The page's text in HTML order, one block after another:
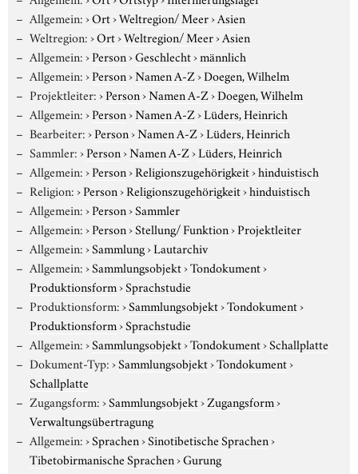
Allgemein:›Ort›Weltregion/ Meer›Asien
Weltregion:›Ort›Weltregion/ Meer›Asien
Allgemein:›Person›Geschlecht›männlich
Allgemein:›Person›Namen A-Z›Doegen, Wilhelm
Projektleiter:›Person›Namen A-Z›Doegen, Wilhelm
Allgemein:›Person›Namen A-Z›Lüders, Heinrich
Bearbeiter:›Person›Namen A-Z›Lüders, Heinrich
Sammler:›Person›Namen A-Z›Lüders, Heinrich
Allgemein:›Person›Religionszugehörigkeit›hinduistisch
Religion:›Person›Religionszugehörigkeit›hinduistisch
Allgemein:›Person›Sammler
Allgemein:›Person›Stellung/ Funktion›Projektleiter
Allgemein:›Sammlung›Lautarchiv
Allgemein:›Sammlungsobjekt›Tondokument›
Produktionsform›Sprachstudie
Produktionsform:›Sammlungsobjekt›Tondokument›
Produktionsform›Sprachstudie
Allgemein:›Sammlungsobjekt›Tondokument›Schallplatte
Dokument-Typ:›Sammlungsobjekt›Tondokument›
Schallplatte
Zugangsform:›Sammlungsobjekt›Zugangsform›
Verwaltungsübertragung
Allgemein:›Sprachen›Sinotibetische Sprachen›
Tibetobirmanische Sprachen›Gurung